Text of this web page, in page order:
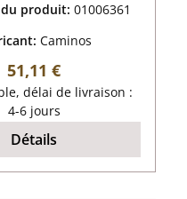
du produit:01006361
Caminos
Prix régulier :
51,11 €
délai de livraison :
4-6 jours
Détails